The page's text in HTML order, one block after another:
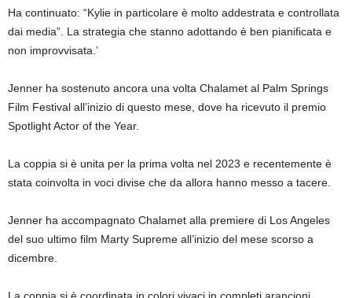
Ha continuato: “Kylie in particolare è molto addestrata e controllata
dai media”. La strategia che stanno adottando è ben pianificata e
non improvvisata.’
Jenner ha sostenuto ancora una volta Chalamet al Palm Springs
Film Festival all’inizio di questo mese, dove ha ricevuto il premio
Spotlight Actor of the Year.
La coppia si è unita per la prima volta nel 2023 e recentemente è
stata coinvolta in voci divise che da allora hanno messo a tacere.
Jenner ha accompagnato Chalamet alla premiere di Los Angeles
del suo ultimo film Marty Supreme all’inizio del mese scorso a
dicembre.